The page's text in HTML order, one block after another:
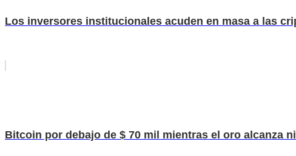
Los inversores institucionales acuden en masa a las
Bitcoin por debajo de $ 70 mil mientras el oro alcanza